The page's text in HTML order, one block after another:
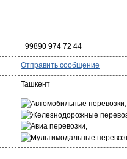
+99890 974 72 44
Отправить сообщение
Ташкент
,